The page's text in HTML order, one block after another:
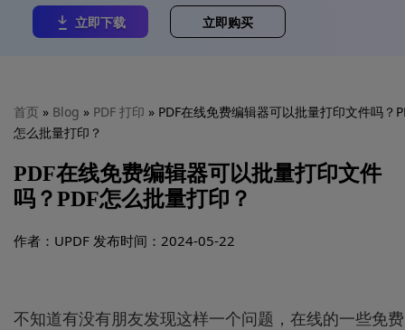
升级会员立即下载 立即购买
首页 » Blog » PDF 打印 » PDF在线免费编辑器可以批量打印文件吗？
怎么批量打印？
PDF在线免费编辑器可以批量打印文件
吗？PDF怎么批量打印？
作者：UPDF 发布时间：2024-05-22
不知道有没有朋友发现这样一个问题，在线的一些免费